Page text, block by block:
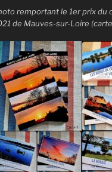
remportant le 1er prix du
de Mauves-sur-Loire